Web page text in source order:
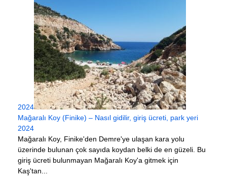
2024
Mağaralı Koy (Finike) – Nasıl gidilir, giriş ücreti, park yeri
2024
Mağaralı Koy, Finike'den Demre'ye ulaşan kara yolu
üzerinde bulunan çok sayıda koydan belki de en güzeli. Bu
giriş ücreti bulunmayan Mağaralı Koy'a gitmek için
Kaş'tan...